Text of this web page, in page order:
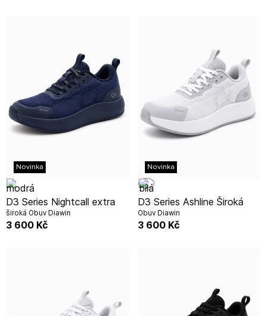
Novinka
D3 Series Nightcall extra
široká Obuv Diawin
3 600 Kč
Novinka
D3 Series Ashline Široká
Obuv Diawin
3 600 Kč